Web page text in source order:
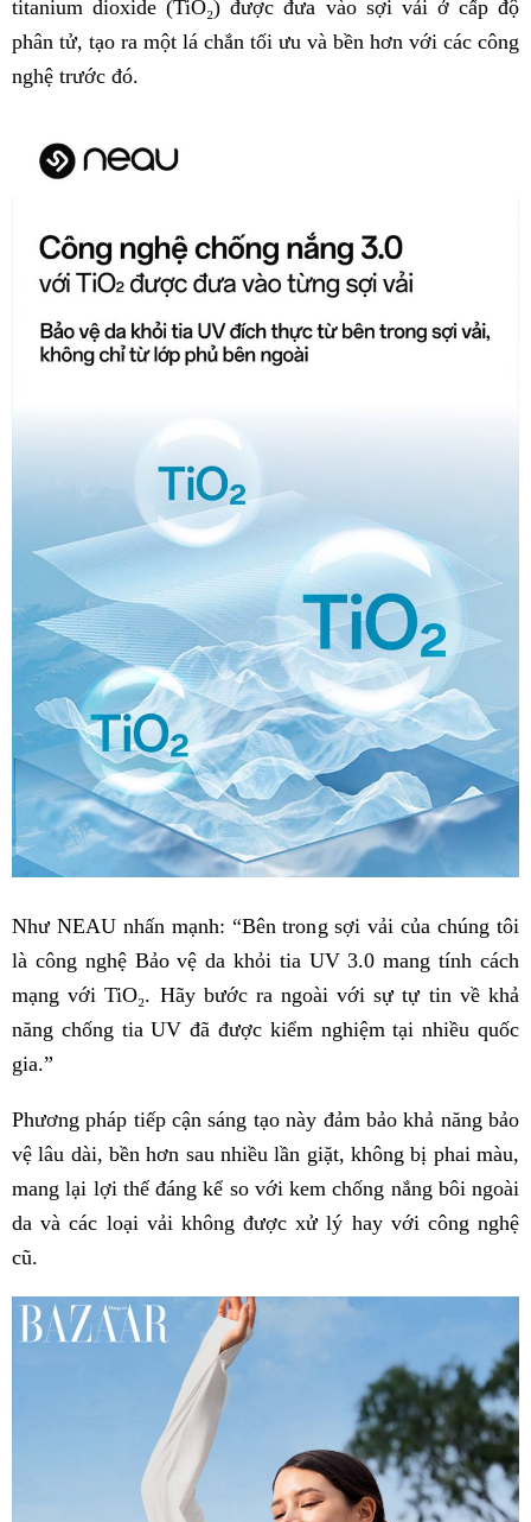
titanium dioxide (TiO₂) được đưa vào sợi vải ở cấp độ
phân tử, tạo ra một lá chắn tối ưu và bền hơn với các công
nghệ trước đó.
Như NEAU nhấn mạnh: “Bên trong sợi vải của chúng tôi
là công nghệ Bảo vệ da khỏi tia UV 3.0 mang tính cách
mạng với TiO₂. Hãy bước ra ngoài với sự tự tin về khả
năng chống tia UV đã được kiểm nghiệm tại nhiều quốc
gia.”
Phương pháp tiếp cận sáng tạo này đảm bảo khả năng bảo
vệ lâu dài, bền hơn sau nhiều lần giặt, không bị phai màu,
mang lại lợi thế đáng kể so với kem chống nắng bôi ngoài
da và các loại vải không được xử lý hay với công nghệ
cũ.